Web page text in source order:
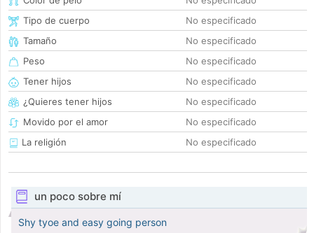
Tipo de cuerpo
No especificado
Tamaño
No especificado
Peso
No especificado
Tener hijos
No especificado
¿Quieres tener hijos
No especificado
Movido por el amor
No especificado
La religión
No especificado
un poco sobre mí
Shy tyoe and easy going person